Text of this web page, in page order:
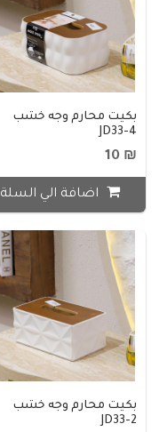
بكيت محارم وجه خشب
JD33-4
₪ 10
اضافة الي السلة
بكيت محارم وجه خشب
JD33-2